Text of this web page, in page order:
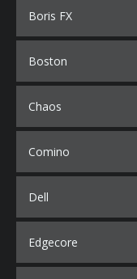
Boris FX
Boston
Chaos
Comino
Dell
Edgecore